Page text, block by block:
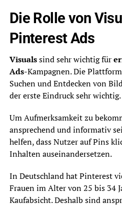
Die Rolle von
Pinterest Ads
Visualssind sehr wichtig für
Ads-Kampagnen. Die
Suchen und Entdecken von
der erste Eindruck sehr wichtig.
Um Aufmerksamkeit zu
ansprechend und informativ
helfen, dass Nutzer auf Pins
Inhalten auseinandersetzen.
In Deutschland hat Pinterest
Frauen im Alter von 25 bis 34
Kaufabsicht. Deshalb sind